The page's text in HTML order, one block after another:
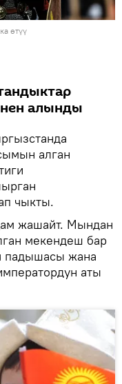
өтүү
алынды
алган
чыкты.
жашайт. Мындан
мекендеш бар
падышасы жана
аты